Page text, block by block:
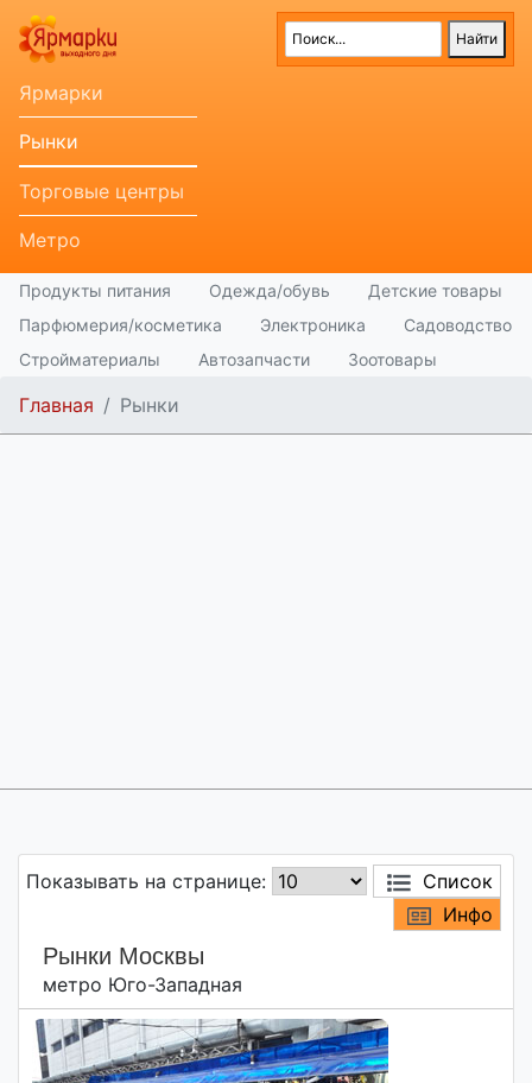
Ярмарки
Рынки
Торговые центры
Метро
Продукты питания Одежда/обувь
Детские товары
Парфюмерия/косметика
Электроника
Садоводство
Стройматериалы
Автозапчасти Зоотовары
Главная Рынки
Показывать на странице:
Список
Инфо
Рынки Москвы
метро Юго-Западная